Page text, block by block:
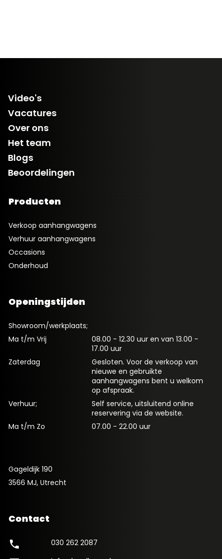
Video's
Vacatures
Over ons
Het team
Blogs
Beoordelingen
Producten
Verkoop aanhangwagens
Verhuur aanhangwagens
Occasions
Onderhoud
Openingstijden
Showroom/werkplaats;
Ma t/m Vrij
08.00 - 12.30 uur en van 13.00 -
17.00 uur
Zaterdag
Gesloten. Voor de verkoop van
nieuwe en gebruikte
aanhangwagens bent u welkom
op afspraak.
Verhuur;
Self service, uitsluitend online
reservering via de website.
Ma t/m Zo
07.00 - 22.00 uur
Gageldijk 190
3566 MJ, Utrecht
Contact
phone 030 262 2087